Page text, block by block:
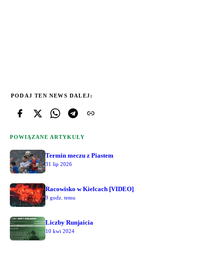
PODAJ TEN NEWS DALEJ:
POWIĄZANE ARTYKUŁY
Termin meczu z Piastem
31 lip 2026
Racowisko w Kielcach [VIDEO]
9 godz. temu
Liczby Runjaicia
10 kwi 2024